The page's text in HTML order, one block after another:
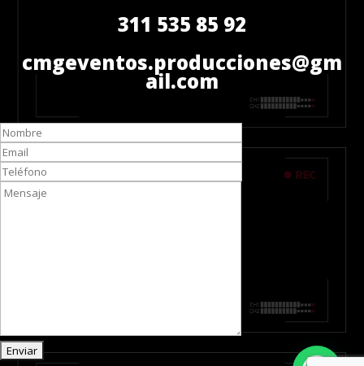
311 535 85 92
cmgeventos.producciones@gm
ail.com